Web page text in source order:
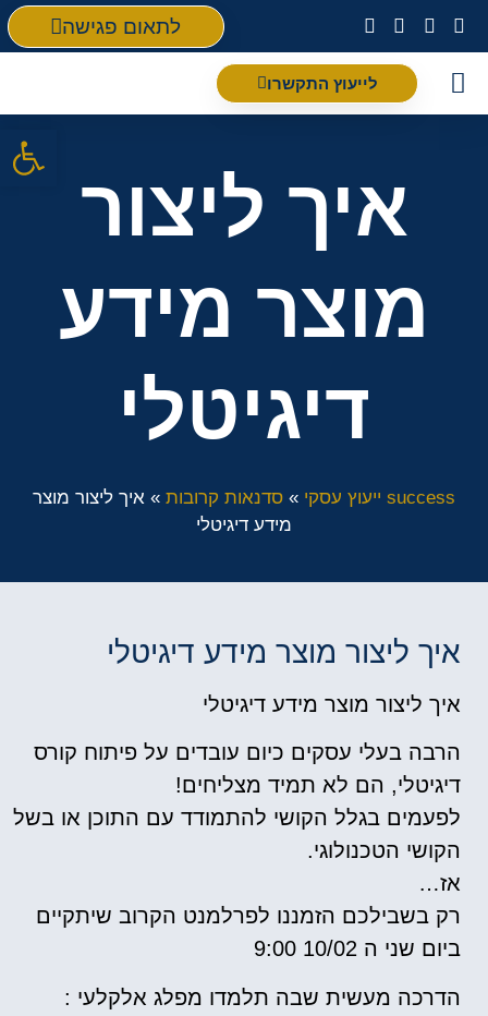
פתח
לתאום פגישה
לייעוץ התקשרו
איך ליצור
מוצר מידע
דיגיטלי
success ייעוץ עסקי » סדנאות קרובות » איך ליצור מוצר
מידע דיגיטלי
איך ליצור מוצר מידע דיגיטלי
איך ליצור מוצר מידע דיגיטלי
הרבה בעלי עסקים כיום עובדים על פיתוח קורס
דיגיטלי, הם לא תמיד מצליחים!
לפעמים בגלל הקושי להתמודד עם התוכן או בשל
הקושי הטכנולוגי.
אז…
רק בשבילכם הזמננו לפרלמנט הקרוב שיתקיים
ביום שני ה 10/02 9:00
הדרכה מעשית שבה תלמדו מפלג אלקלעי :